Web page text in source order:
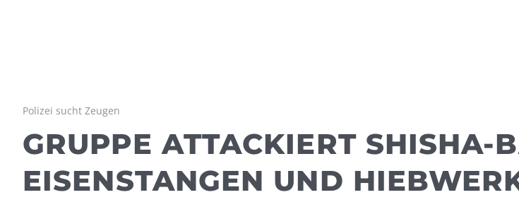
Polizei sucht Zeugen
GRUPPE ATTACKIERT SHISHA-
EISENSTANGEN UND